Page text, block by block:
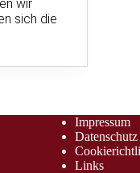
wir
sich die
Impressum
Datenschutz
Links